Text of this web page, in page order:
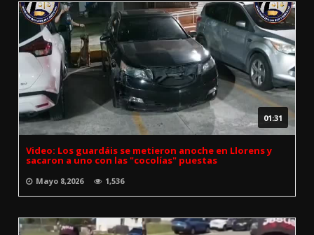
01:31
Video: Los guardáis se metieron anoche en Llorens y
sacaron a uno con las "cocolías" puestas
Mayo 8,2026 1,536